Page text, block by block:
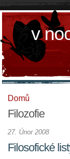
v
Domů
Filozofie
27. Únor 2008
Filosofické